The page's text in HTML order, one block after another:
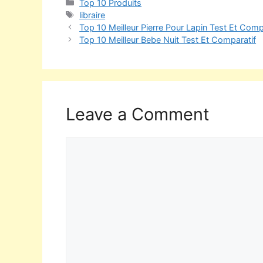
Top 10 Produits
libraire
Top 10 Meilleur Pierre Pour Lapin Test Et
Top 10 Meilleur Bebe Nuit Test Et Comparatif
Leave a Comment